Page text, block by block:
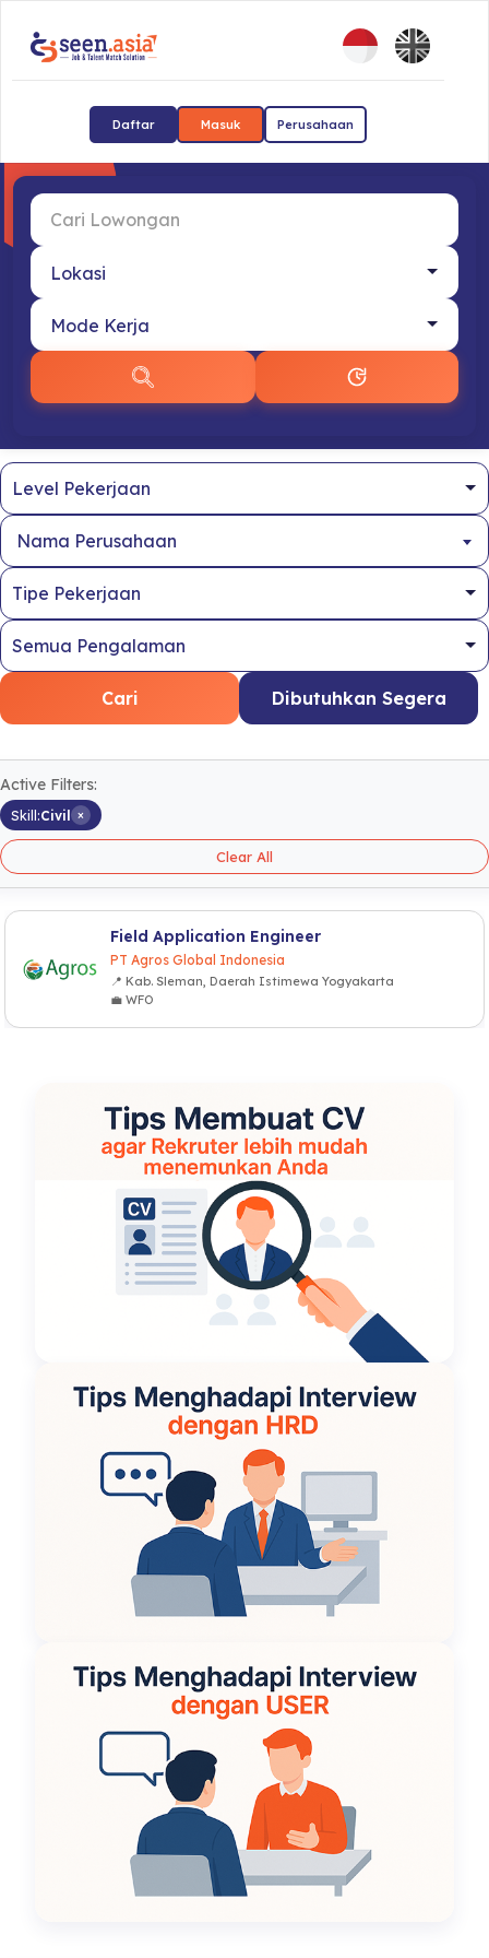
Daftar Masuk Perusahaan
Nama Perusahaan
Cari Dibutuhkan Segera
Active Filters:
Skill:Civil ×
Clear All
Field Application Engineer
PT Agros Global Indonesia
📍 Kab. Sleman, Daerah Istimewa Yogyakarta
💼 WFO